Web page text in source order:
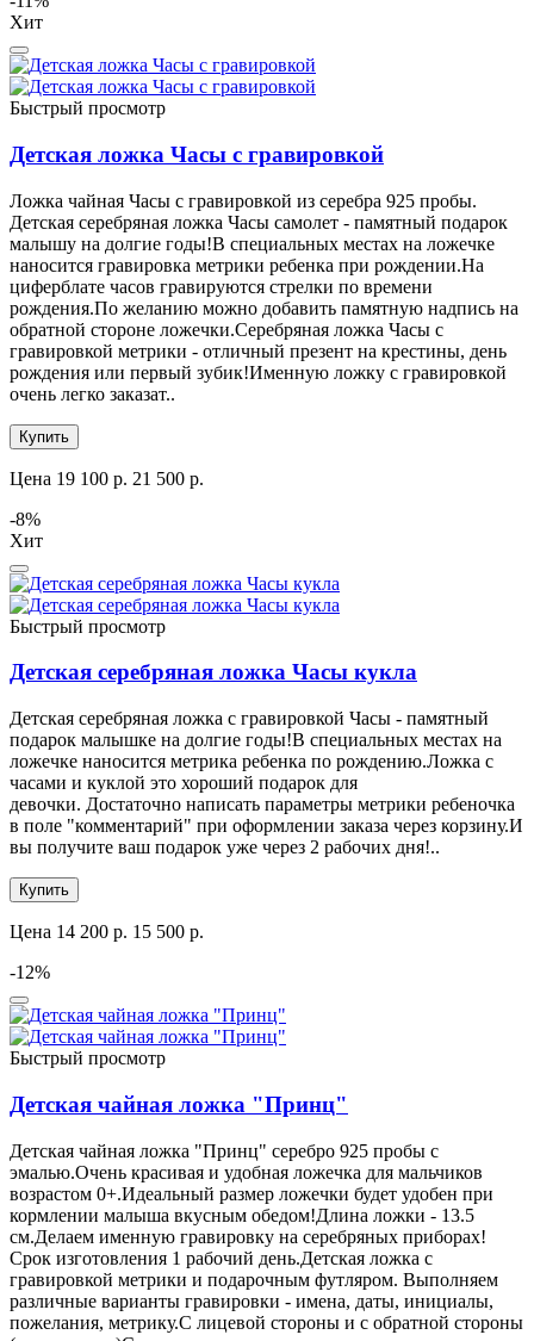
Хит
Быстрый просмотр
Детская ложка Часы с гравировкой
Ложка чайная Часы с гравировкой из серебра 925 пробы.
Детская серебряная ложка Часы самолет - памятный подарок
малышу на долгие годы!В специальных местах на ложечке
наносится гравировка метрики ребенка при рождении.На
циферблате часов гравируются стрелки по времени
рождения.По желанию можно добавить памятную надпись на
обратной стороне ложечки.Серебряная ложка Часы с
гравировкой метрики - отличный презент на крестины, день
рождения или первый зубик!Именную ложку с гравировкой
очень легко заказат..
Купить
Цена 19 100 р. 21 500 р.
-8%
Хит
Быстрый просмотр
Детская серебряная ложка Часы кукла
Детская серебряная ложка с гравировкой Часы - памятный
подарок малышке на долгие годы!В специальных местах на
ложечке наносится метрика ребенка по рождению.Ложка с
часами и куклой это хороший подарок для
девочки. Достаточно написать параметры метрики ребеночка
в поле "комментарий" при оформлении заказа через корзину.И
вы получите ваш подарок уже через 2 рабочих дня!..
Купить
Цена 14 200 р. 15 500 р.
-12%
Быстрый просмотр
Детская чайная ложка "Принц"
Детская чайная ложка "Принц" серебро 925 пробы с
эмалью.Очень красивая и удобная ложечка для мальчиков
возрастом 0+.Идеальный размер ложечки будет удобен при
кормлении малыша вкусным обедом!Длина ложки - 13.5
см.Делаем именную гравировку на серебряных приборах!
Срок изготовления 1 рабочий день.Детская ложка с
гравировкой метрики и подарочным футляром. Выполняем
различные варианты гравировки - имена, даты, инициалы,
пожелания, метрику.С лицевой стороны и с обратной стороны